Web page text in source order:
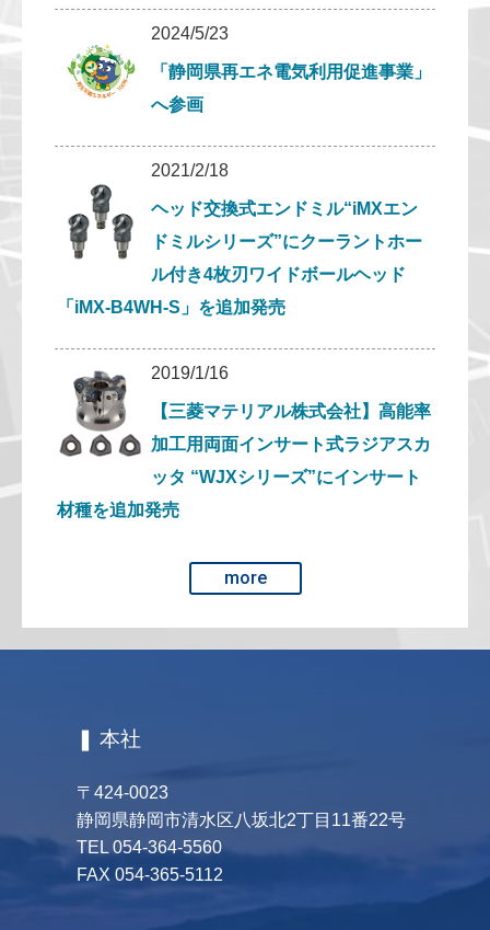
2024/5/23
「静岡県再エネ電気利用促進事業」
へ参画
2021/2/18
ヘッド交換式エンドミル“iMXエン
ドミルシリーズ”にクーラントホー
ル付き4枚刃ワイドボールヘッド
「iMX-B4WH-S」を追加発売
2019/1/16
【三菱マテリアル株式会社】高能率
加工用両面インサート式ラジアスカ
ッタ “WJXシリーズ”にインサート
材種を追加発売
more
❚ 本社
〒424-0023
静岡県静岡市清水区八坂北2丁目11番22号
TEL 054-364-5560
FAX 054-365-5112